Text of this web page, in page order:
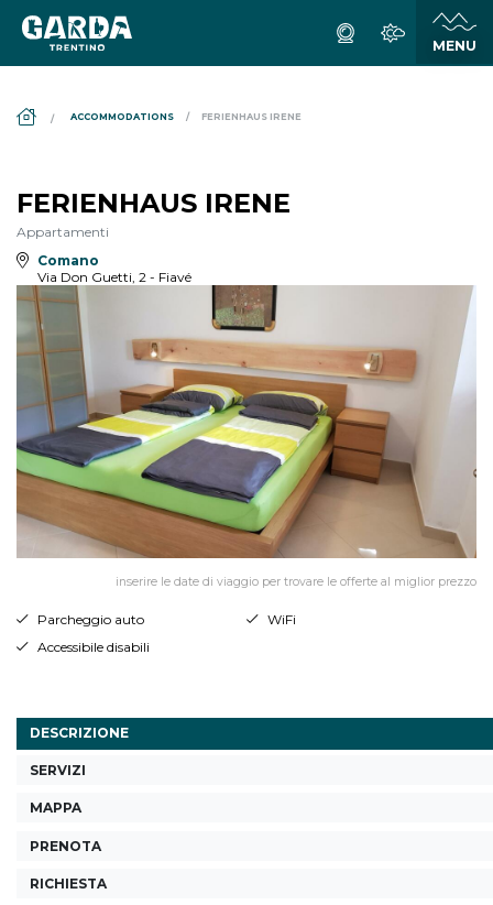
ACCOMMODATIONS FERIENHAUS IRENE
FERIENHAUS IRENE
Appartamenti
Comano
Via Don Guetti, 2 - Fiavé
inserire le date di viaggio per trovare le offerte al miglior prezzo
Parcheggio auto
WiFi
Accessibile disabili
DESCRIZIONE
SERVIZI
MAPPA
PRENOTA
RICHIESTA